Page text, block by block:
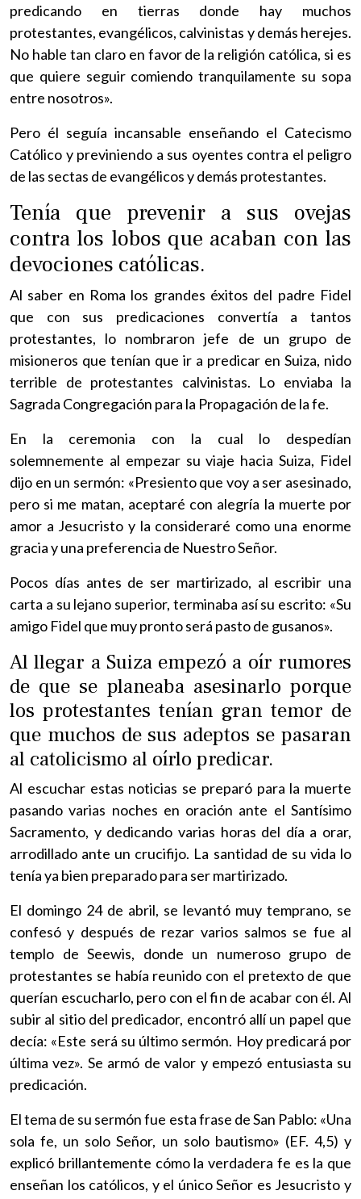
predicando en tierras donde hay muchos
protestantes, evangélicos, calvinistas y demás herejes.
No hable tan claro en favor de la religión católica, si es
que quiere seguir comiendo tranquilamente su sopa
entre nosotros».
Pero él seguía incansable enseñando el Catecismo
Católico y previniendo a sus oyentes contra el peligro
de las sectas de evangélicos y demás protestantes.
Tenía que prevenir a sus ovejas
contra los lobos que acaban con las
devociones católicas.
Al saber en Roma los grandes éxitos del padre Fidel
que con sus predicaciones convertía a tantos
protestantes, lo nombraron jefe de un grupo de
misioneros que tenían que ir a predicar en Suiza, nido
terrible de protestantes calvinistas. Lo enviaba la
Sagrada Congregación para la Propagación de la fe.
En la ceremonia con la cual lo despedían
solemnemente al empezar su viaje hacia Suiza, Fidel
dijo en un sermón: «Presiento que voy a ser asesinado,
pero si me matan, aceptaré con alegría la muerte por
amor a Jesucristo y la consideraré como una enorme
gracia y una preferencia de Nuestro Señor.
Pocos días antes de ser martirizado, al escribir una
carta a su lejano superior, terminaba así su escrito: «Su
amigo Fidel que muy pronto será pasto de gusanos».
Al llegar a Suiza empezó a oír rumores
de que se planeaba asesinarlo porque
los protestantes tenían gran temor de
que muchos de sus adeptos se pasaran
al catolicismo al oírlo predicar.
Al escuchar estas noticias se preparó para la muerte
pasando varias noches en oración ante el Santísimo
Sacramento, y dedicando varias horas del día a orar,
arrodillado ante un crucifijo. La santidad de su vida lo
tenía ya bien preparado para ser martirizado.
El domingo 24 de abril, se levantó muy temprano, se
confesó y después de rezar varios salmos se fue al
templo de Seewis, donde un numeroso grupo de
protestantes se había reunido con el pretexto de que
querían escucharlo, pero con el fin de acabar con él. Al
subir al sitio del predicador, encontró allí un papel que
decía: «Este será su último sermón. Hoy predicará por
última vez». Se armó de valor y empezó entusiasta su
predicación.
El tema de su sermón fue esta frase de San Pablo: «Una
sola fe, un solo Señor, un solo bautismo» (EF. 4,5) y
explicó brillantemente cómo la verdadera fe es la que
enseñan los católicos, y el único Señor es Jesucristo y